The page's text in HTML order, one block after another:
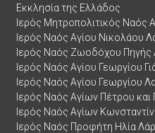
Εκκλησία της Ελλάδος
Ιερός Μητροπολιτικός Ναός
Ιερός Ναός Αγίου Νικολάου
Ιερός Ναός Ζωοδόχου Πηγής
Ιερός Ναός Αγίου Γεωργίου
Ιερός Ναός Αγίου Γεωργίου
Ιερός Ναός Αγίων Πέτρου
Ιερός Ναός Αγίων
Ιερός Ναός Προφήτη Ηλία